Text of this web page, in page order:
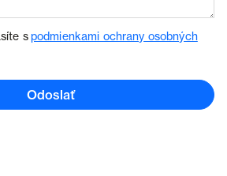
spodmienkami ochrany osobných
Odoslať